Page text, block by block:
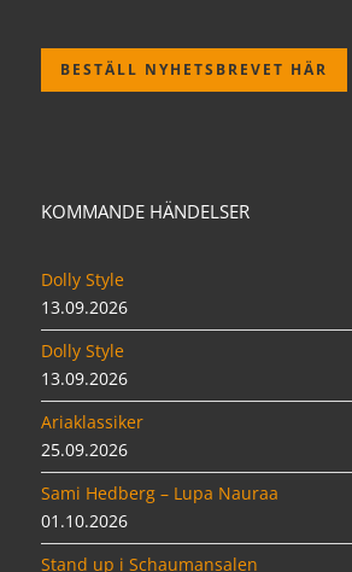
BESTÄLL NYHETSBREVET HÄR
KOMMANDE HÄNDELSER
Dolly Style
13.09.2026
Dolly Style
13.09.2026
Ariaklassiker
25.09.2026
Sami Hedberg – Lupa Nauraa
01.10.2026
Stand up i Schaumansalen